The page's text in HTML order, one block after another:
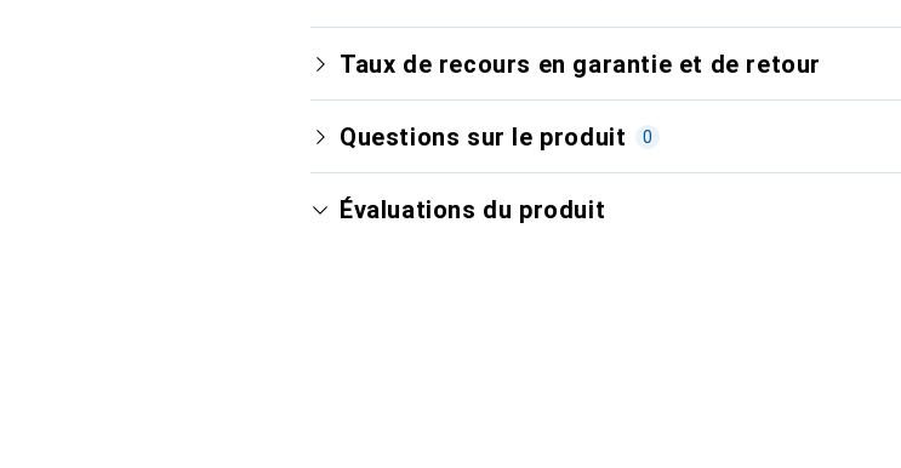
Taux de recours en garantie et de retour
Questions sur le produit 0
Évaluations du produit